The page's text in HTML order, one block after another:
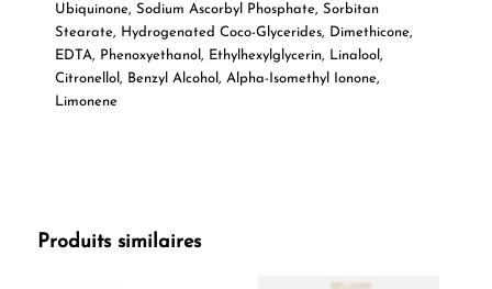
Ubiquinone, Sodium Ascorbyl Phosphate, Sorbitan
Stearate, Hydrogenated Coco-Glycerides, Dimethicone,
EDTA, Phenoxyethanol, Ethylhexylglycerin, Linalool,
Citronellol, Benzyl Alcohol, Alpha-Isomethyl Ionone,
Limonene
Produits similaires